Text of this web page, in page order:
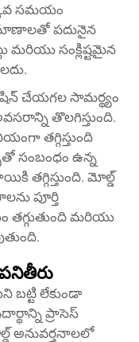
సమయం
పదునైన
మరియు సంక్లిష్టమైన
చేయగల సామర్థ్యం
తొలగిస్తుంది.
తగ్గిస్తుంది
సంబంధం ఉన్న
తగ్గిస్తుంది. మోల్డ్
పూర్తి
మరియు
బట్టి లేకుండా
ప్రాసెస్
అనువర్తనాలలో